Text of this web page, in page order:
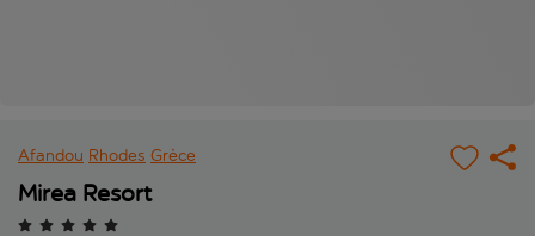
Afandou Rhodes Grèce
Mirea Resort